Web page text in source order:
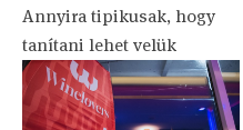
Annyira tipikusak, hogy
tanítani lehet velük